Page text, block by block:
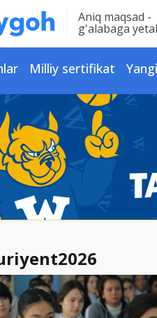
Aniq maqsad -
g'alabaga
Milliy sertifikat